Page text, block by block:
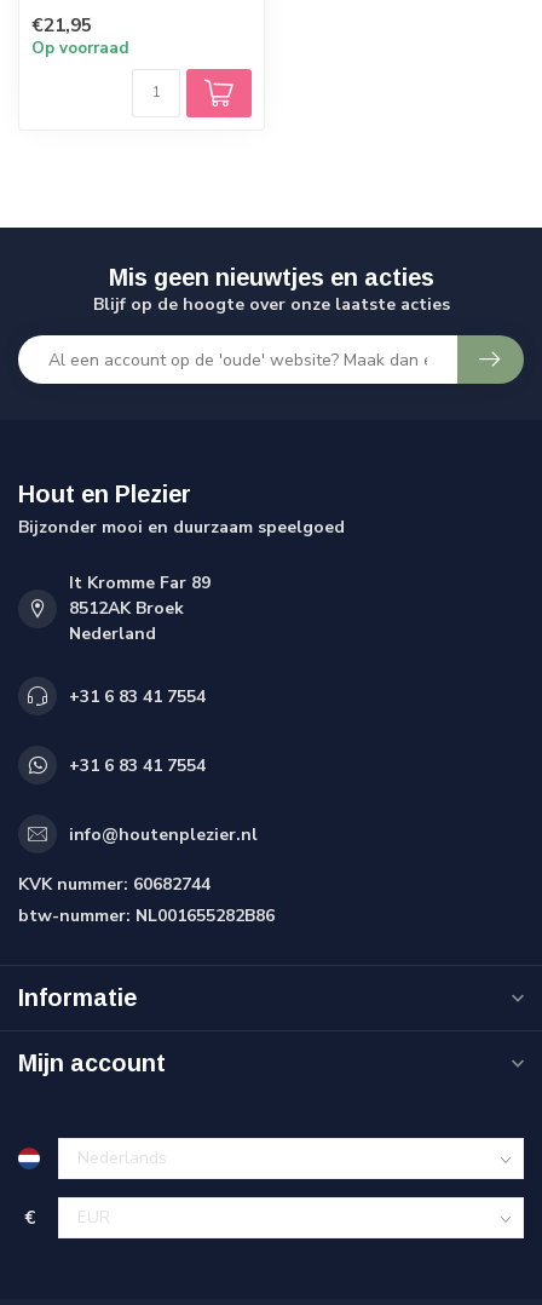
kinderen. Tijden...
€21,95
Op voorraad
Mis geen nieuwtjes en acties
Blijf op de hoogte over onze laatste acties
Hout en Plezier
Bijzonder mooi en duurzaam speelgoed
It Kromme Far 89
8512AK Broek
Nederland
+31 6 83 41 7554
+31 6 83 41 7554
info@houtenplezier.nl
KVK nummer: 60682744
btw-nummer: NL001655282B86
Informatie
Mijn account
€